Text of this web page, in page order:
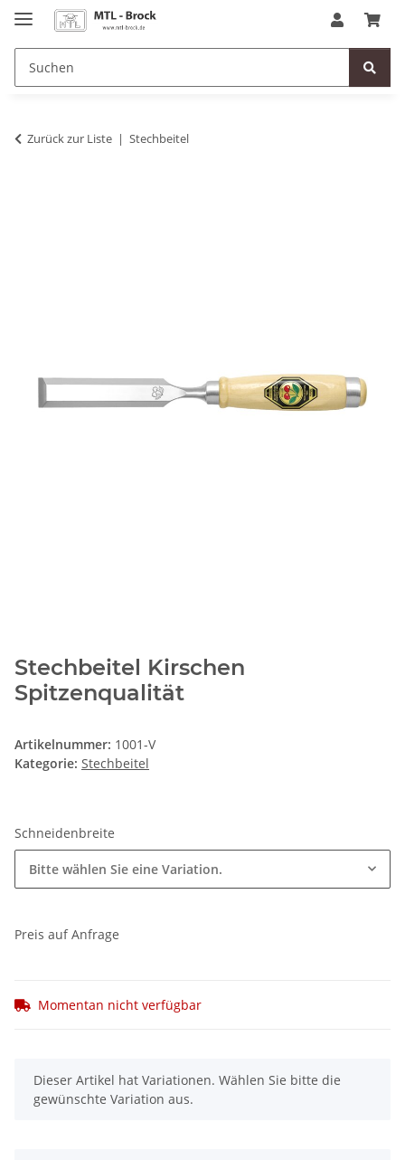
Zurück zur Liste Stechbeitel
Stechbeitel Kirschen
Spitzenqualität
Artikelnummer: 1001-V
Kategorie: Stechbeitel
Schneidenbreite
Bitte wählen Sie eine Variation.
Preis auf Anfrage
Momentan nicht verfügbar
x
Dieser Artikel hat Variationen. Wählen Sie bitte die
gewünschte Variation aus.